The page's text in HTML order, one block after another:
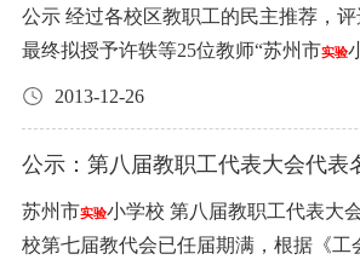
标。现发布公告如下： 招标项目大类： 1.鲜肉(鲜或冷藏)
2.冷冻类 3.大米 4.食用油 5.食用调味品 6.蛋类 7.水果 8、牛
奶 9.面包点心 10.南北货大类 11.早点 12.豆制品 （见附表）
对招标人资质、投标书及其他要求： 投标人具有独立法人
资格，独立承担民事责任能力，保持有履约
工商经营户，有相关的经营资质。 投标书内需提供以下材
料：（含复印件） （1）.企业营业执照（正副本）、法人
办理交收手续。 6、招标方有权拒收以下商品（食品），由
此造成的一切损失由中标方负责。 腐烂变质、酸败、污秽
半以上商品（食品）； 标签标识不完整的定型包装食品；
《食品安全法》规定的其他不符合食品
人体健康有影响的商品（食品）。 7、招标人对中标人未能
学楼。学校小卖部不得销售烟草制品。
入校园时的禁烟解释和劝导工作。 三、建立禁烟工作长效
机制 各级教育行政部门和学校要建立健全规章制度，将履
行禁烟职责纳入教职工考核和学生评价
禁烟第一责任人，要率先垂范，认真做
黄 斐、贾婷贇、曹蔚萍、王静(语)、张 敏、刘 毓、顾华
红、胡方平、姜小红、陆文红、沈 蕾、陈 刚、徐雯霞 ②相
小（4个优秀、3个嘉奖）：王晋铮、黄
敏 ③吴小（2个优秀、1个嘉奖）：王菡菁、陆宏杰 ④本幼
（6个优秀、3个嘉奖）：俞 璐、李 薇、宋婷婷、苏 蕙、曹
公示 经过各校区教职工的民主推荐，评选领导小组审议，
最终拟授予许轶等25位教师“苏州市实验
三届年度优秀教师”的荣誉称号，拟授
队”的荣誉称号。现公示如下： （一）第三届“年度优秀教
凉、王燕、崔逸静、严月雯、赵倩、宗
飞、赵静、彭晓英 相 城 实 小（5人）：王晋铮、严冰、宗
2013-12-26
公示：第八届教职工代表大会代表
苏州市实验小学校 第八届教职工代表大会代表名单公示 我
校第七届教代会已任届期满，根据《工